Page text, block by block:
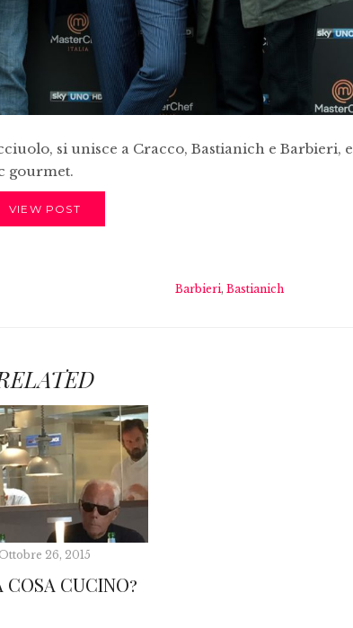
si unisce a Cracco, Bastianich e Barbieri, e
gourmet.
VIEW POST
Barbieri, Bastianich
Ottobre 26, 2015
COSA CUCINO?